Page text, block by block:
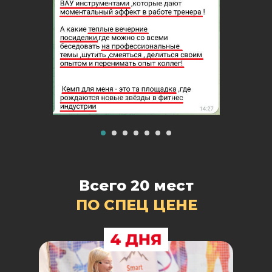
Всего 20 мест
ПО СПЕЦ ЦЕНЕ